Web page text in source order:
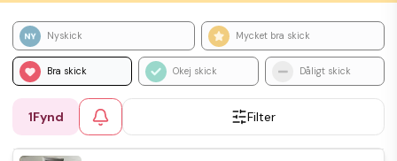
Nyskick Mycket bra skick
Bra skick Okej skick Dåligt skick
1Fynd Filter